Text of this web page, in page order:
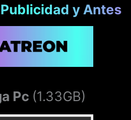
(muchas de ellas no
la galería).
desbloquea todos los
logros.
y Antes
Pc (1.33GB)